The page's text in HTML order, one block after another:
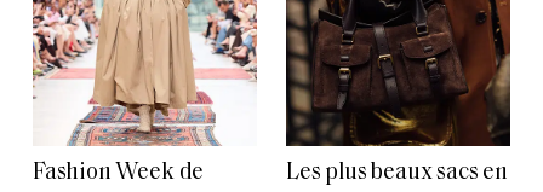
Fashion Week de
Les plus beaux sacs en